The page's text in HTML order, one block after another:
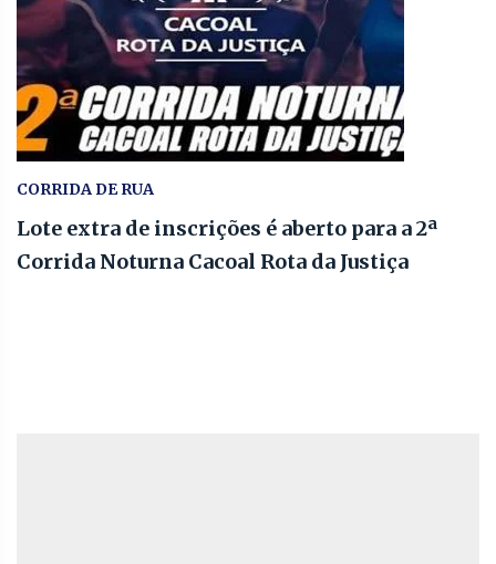
CORRIDA DE RUA
Lote extra de inscrições é aberto para a 2ª
Corrida Noturna Cacoal Rota da Justiça